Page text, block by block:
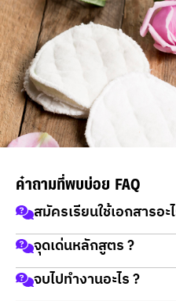
คำถามที่พบบ่อย FAQ
สมัครเรียนใช้เอกสารอะ
1.สำเนาบัตรประชาชน
2.สำเนาทะเบียนบ้าน
3.วุฒิการศึกษา (ใบเกรด ถ้าไ
จุดเด่นหลักสูตร ?
CIM - วิทยาลัยการแพทย์บูรณา
จบไปทำงานอะไร ?